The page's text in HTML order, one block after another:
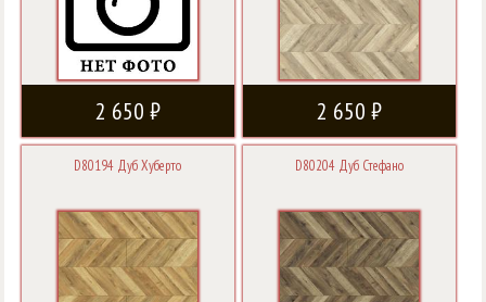
2 650 ₽ 2 650 ₽
D80194 Дуб Хуберто D80204 Дуб Стефано